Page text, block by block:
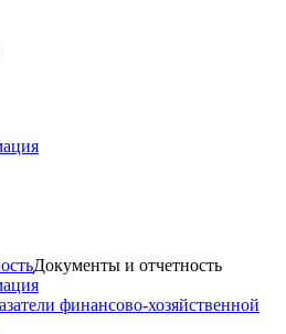
Документы и отчетность
финансово-хозяйственной